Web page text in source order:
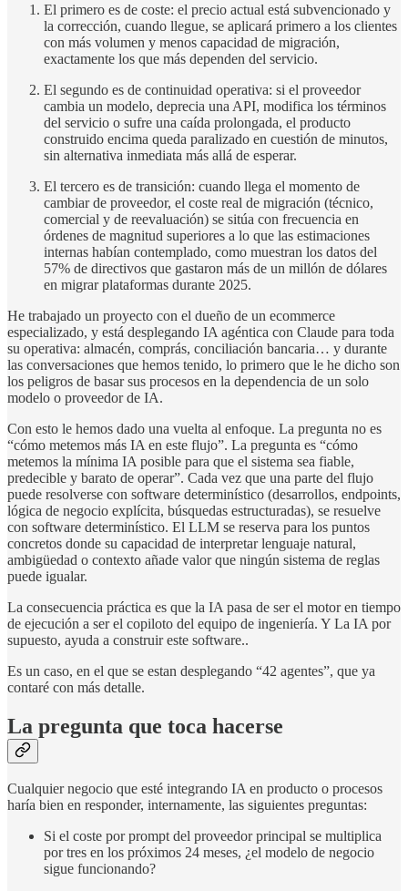
El primero es de coste: el precio actual está subvencionado y
la corrección, cuando llegue, se aplicará primero a los clientes
con más volumen y menos capacidad de migración,
exactamente los que más dependen del servicio.
El segundo es de continuidad operativa: si el proveedor
cambia un modelo, deprecia una API, modifica los términos
del servicio o sufre una caída prolongada, el producto
construido encima queda paralizado en cuestión de minutos,
sin alternativa inmediata más allá de esperar.
El tercero es de transición: cuando llega el momento de
cambiar de proveedor, el coste real de migración (técnico,
comercial y de reevaluación) se sitúa con frecuencia en
órdenes de magnitud superiores a lo que las estimaciones
internas habían contemplado, como muestran los datos del
57% de directivos que gastaron más de un millón de dólares
en migrar plataformas durante 2025.
He trabajado un proyecto con el dueño de un ecommerce
especializado, y está desplegando IA agéntica con Claude para toda
su operativa: almacén, comprás, conciliación bancaria… y durante
las conversaciones que hemos tenido, lo primero que le he dicho son
los peligros de basar sus procesos en la dependencia de un solo
modelo o proveedor de IA.
Con esto le hemos dado una vuelta al enfoque. La pregunta no es
“cómo metemos más IA en este flujo”. La pregunta es “cómo
metemos la mínima IA posible para que el sistema sea fiable,
predecible y barato de operar”. Cada vez que una parte del flujo
puede resolverse con software determinístico (desarrollos, endpoints,
lógica de negocio explícita, búsquedas estructuradas), se resuelve
con software determinístico. El LLM se reserva para los puntos
concretos donde su capacidad de interpretar lenguaje natural,
ambigüedad o contexto añade valor que ningún sistema de reglas
puede igualar.
La consecuencia práctica es que la IA pasa de ser el motor en tiempo
de ejecución a ser el copiloto del equipo de ingeniería. Y La IA por
supuesto, ayuda a construir este software..
Es un caso, en el que se estan desplegando “42 agentes”, que ya
contaré con más detalle.
La pregunta que toca hacerse
Cualquier negocio que esté integrando IA en producto o procesos
haría bien en responder, internamente, las siguientes preguntas:
Si el coste por prompt del proveedor principal se multiplica
por tres en los próximos 24 meses, ¿el modelo de negocio
sigue funcionando?